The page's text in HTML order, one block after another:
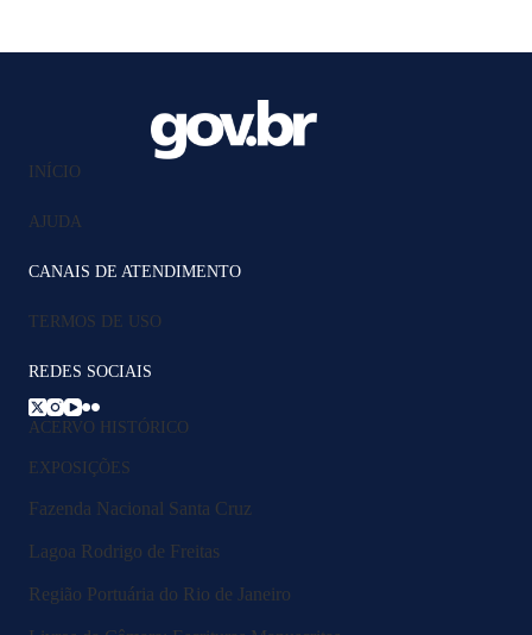
INÍCIO
AJUDA
CANAIS DE ATENDIMENTO
TERMOS DE USO
REDES SOCIAIS
ACERVO HISTÓRICO
EXPOSIÇÕES
Fazenda Nacional Santa Cruz
Lagoa Rodrigo de Freitas
Região Portuária do Rio de Janeiro